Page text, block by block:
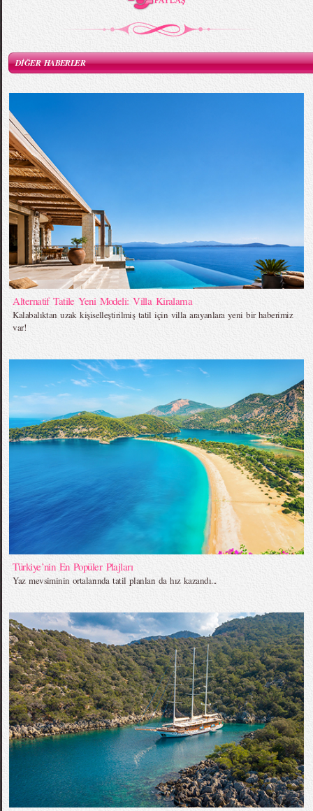
DİĞER HABERLER
Alternatif Tatile Yeni Modeli: Villa Kiralama
Kalabalıktan uzak kişiselleştirilmiş tatil için villa arayanlara yeni bir haberimiz
var!
Türkiye’nin En Popüler Plajları
Yaz mevsiminin ortalarında tatil planları da hız kazandı...